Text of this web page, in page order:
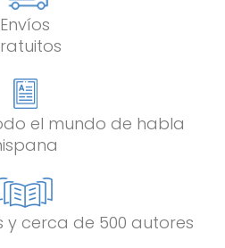
Envíos
el mundo de habla
y cerca de 500 autores